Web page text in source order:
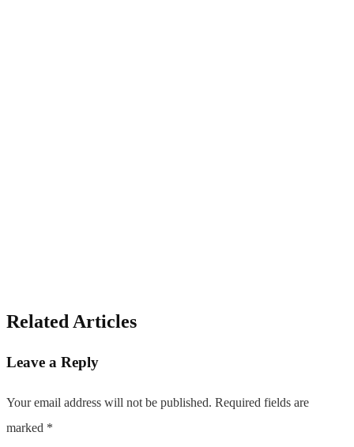
Related Articles
Leave a Reply
Your email address will not be published. Required fields are
marked *